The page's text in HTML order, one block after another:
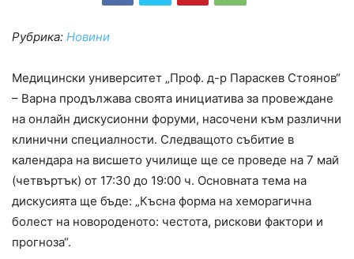
Рубрика: Новини
Медицински университет „Проф. д-р Параскев Стоянов“
– Варна продължава своята инициатива за провеждане
на онлайн дискусионни форуми, насочени към различни
клинични специалности. Следващото събитие в
календара на висшето училище ще се проведе на 7 май
(четвъртък) от 17:30 до 19:00 ч. Основната тема на
дискусията ще бъде: „Късна форма на хеморагична
болест на новороденото: честота, рискови фактори и
прогноза“.